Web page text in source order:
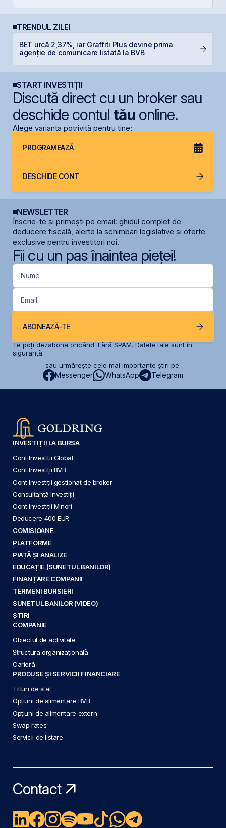
TRENDUL ZILEI
BET urcă 2,37%, iar Graffiti Plus devine prima
agenție de comunicare listată la BVB
START INVESTIȚII
Discută direct cu un broker sau
deschide contul tăuonline.
Alege varianta potrivită pentru tine:
PROGRAMEAZĂ
DESCHIDE CONT
NEWSLETTER
Înscrie-te și primești pe email: ghidul complet de
deducere fiscală, alerte la schimbari legislative și oferte
exclusive pentru investitori noi.
Fii cu un pas înaintea pieței!
Nume
Email
ABONEAZĂ-TE
Te poți dezabona oricând. Fără SPAM. Datele tale sunt în
siguranță.
sau urmărește cele mai importante știri pe:
Messenger WhatsApp Telegram
INVESTIȚII LA BURSA
Cont Investiții Global
Cont Investiții BVB
Cont Investiții gestionat de broker
Consultanță Investiții
Cont Investiții Minori
Deducere 400 EUR
COMISIOANE
PLATFORME
PIAȚĂ ȘI ANALIZE
EDUCAȚIE (SUNETUL BANILOR)
FINANȚARE COMPANII
TERMENI BURSIERI
SUNETUL BANILOR (VIDEO)
ȘTIRI
COMPANIE
Obiectul de activitate
Structura organizațională
Carieră
PRODUSE ȘI SERVICII FINANCIARE
Titluri de stat
Opțiuni de alimentare BVB
Opțiuni de alimentare extern
Swap rates
Servicii de listare
Contact